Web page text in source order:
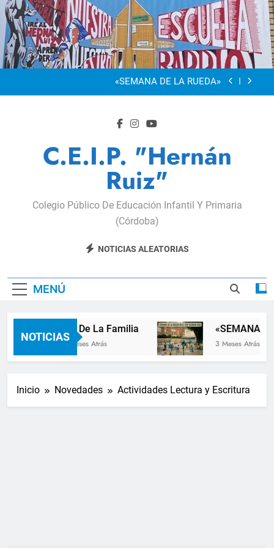
Saltar
al
contenido
“Visibles Sí”
Dia De La Familia
«SEMANA DE LA RUEDA»
Dia De La Familia
«SEMANA DE LA RUEDA»
Apadrinamiento Lector 2026
C.E.I.P. "Hernán
Ruiz"
Colegio Público De Educación Infantil Y Primaria
(Córdoba)
NOTICIAS ALEATORIAS
MENÚ
NOTICIAS
Dia De La Familia
2 Meses Atrás
«SEMANA DE
3 Meses Atrás
Inicio Novedades Actividades Lectura y Escritura